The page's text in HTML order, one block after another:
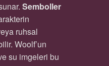
Semboller
ruhsal
Woolf’un
su imgeleri bu